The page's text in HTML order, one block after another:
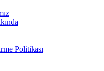
Politikası